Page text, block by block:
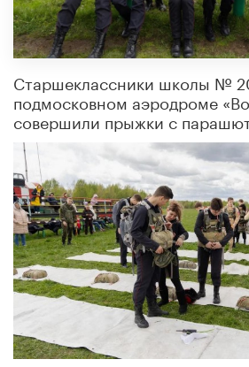
Старшеклассники школы №
подмосковном аэродроме
совершили прыжки с